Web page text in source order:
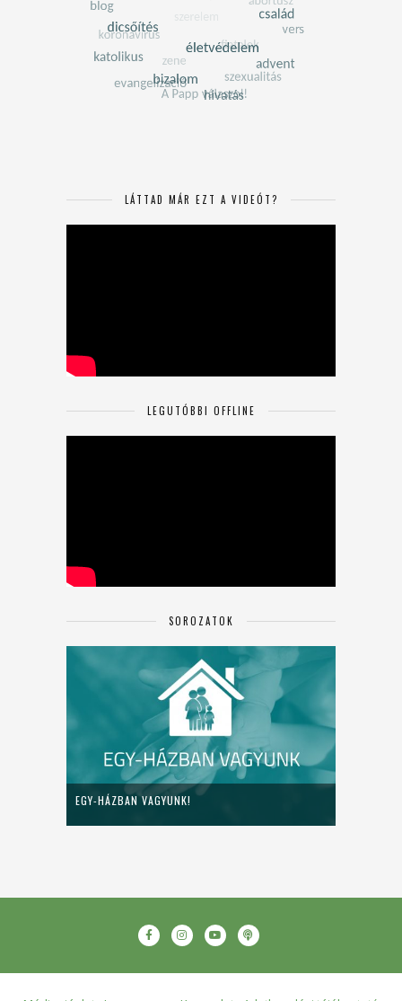
LÁTTAD MÁR EZT A VIDEÓT?
LEGUTÓBBI OFFLINE
SOROZATOK
EGY-HÁZBAN VAGYUNK!